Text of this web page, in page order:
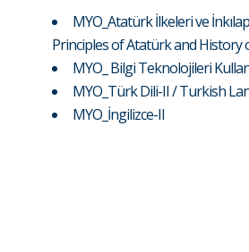
MYO_Atatürk İlkeleri ve
Principles of Atatürk and History
MYO_ Bilgi Teknolojileri
MYO_Türk Dili-II / Turkish
MYO_İngilizce-II